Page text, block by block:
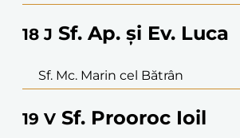
18 J Sf. Ap. și Ev. Luca
Sf. Mc. Marin cel Bătrân
19 V Sf. Prooroc Ioil